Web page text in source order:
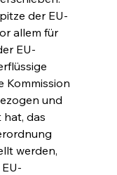
der EU-
allem für
EU-
Kommission
und
hat, das
werden,